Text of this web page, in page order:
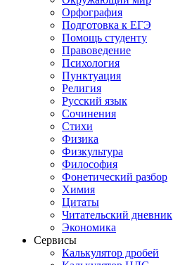
Орфография
Подготовка к ЕГЭ
Помощь студенту
Правоведение
Психология
Пунктуация
Религия
Русский язык
Сочинения
Стихи
Физика
Физкультура
Философия
Фонетический разбор
Химия
Цитаты
Читательский дневник
Экономика
Сервисы
Калькулятор дробей